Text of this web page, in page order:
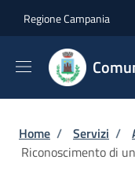
Regione Campania
Briciole di
Home / Servizi /
Riconoscimento di